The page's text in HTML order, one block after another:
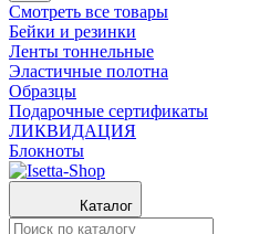
Смотреть все товары
Бейки и резинки
Ленты тоннельные
Эластичные полотна
Образцы
Подарочные сертификаты
ЛИКВИДАЦИЯ
Блокноты
Каталог